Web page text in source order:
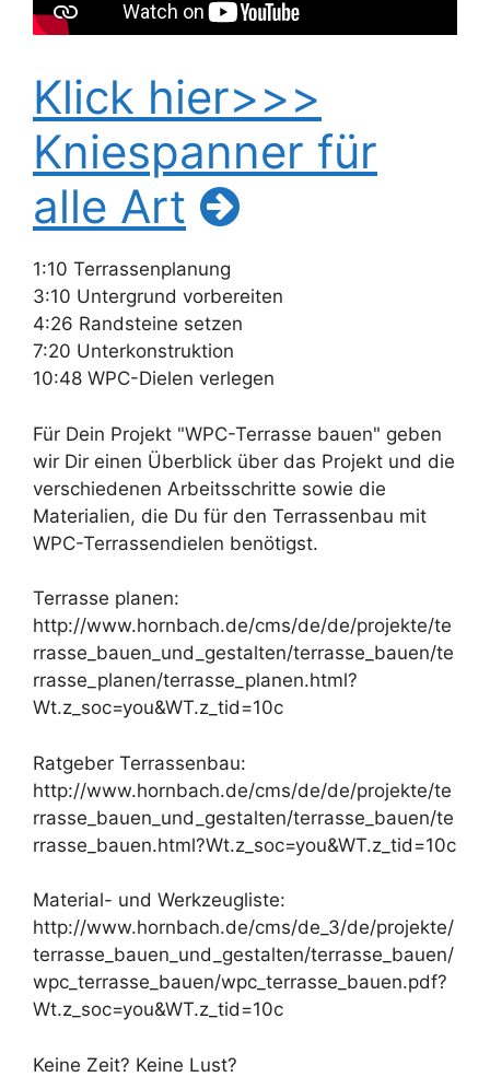
Klick hier>>>
Kniespanner für
alle Art
1:10 Terrassenplanung
3:10 Untergrund vorbereiten
4:26 Randsteine setzen
7:20 Unterkonstruktion
10:48 WPC-Dielen verlegen
Für Dein Projekt "WPC-Terrasse bauen" geben
wir Dir einen Überblick über das Projekt und die
verschiedenen Arbeitsschritte sowie die
Materialien, die Du für den Terrassenbau mit
WPC-Terrassendielen benötigst.
Terrasse planen:
http://www.hornbach.de/cms/de/de/projekte/te
rrasse_bauen_und_gestalten/terrasse_bauen/te
rrasse_planen/terrasse_planen.html?
Wt.z_soc=you&WT.z_tid=10c
Ratgeber Terrassenbau:
http://www.hornbach.de/cms/de/de/projekte/te
rrasse_bauen_und_gestalten/terrasse_bauen/te
rrasse_bauen.html?Wt.z_soc=you&WT.z_tid=10c
Material- und Werkzeugliste:
http://www.hornbach.de/cms/de_3/de/projekte/
terrasse_bauen_und_gestalten/terrasse_bauen/
wpc_terrasse_bauen/wpc_terrasse_bauen.pdf?
Wt.z_soc=you&WT.z_tid=10c
Keine Zeit? Keine Lust?